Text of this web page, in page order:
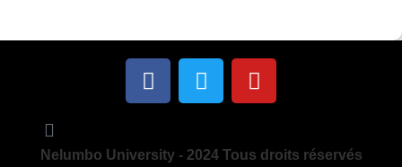
Nelumbo University - 2024 Tous droits réservés